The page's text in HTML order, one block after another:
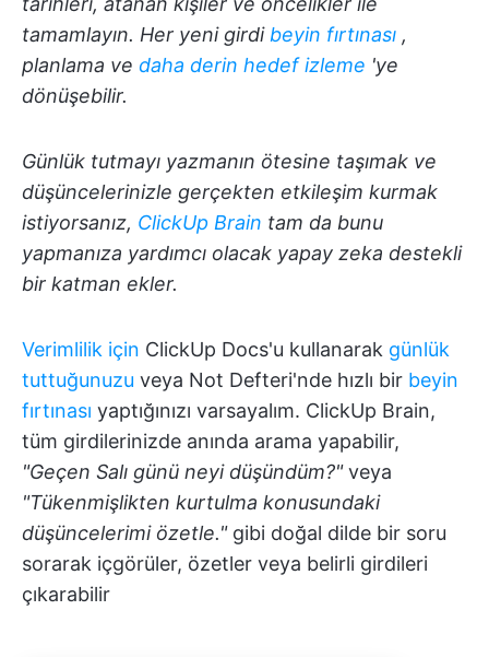
tamamlayın. Her yeni girdi beyin fırtınası ,
planlama ve daha derin hedef izleme 'ye
dönüşebilir.
Günlük tutmayı yazmanın ötesine taşımak ve
düşüncelerinizle gerçekten etkileşim kurmak
istiyorsanız, ClickUp Brain tam da bunu
yapmanıza yardımcı olacak yapay zeka destekli
bir katman ekler.
Verimlilik için ClickUp Docs'u kullanarak günlük
tuttuğunuzu veya Not Defteri'nde hızlı bir beyin
fırtınası yaptığınızı varsayalım. ClickUp Brain,
tüm girdilerinizde anında arama yapabilir,
"Geçen Salı günü neyi düşündüm?"veya
"Tükenmişlikten kurtulma konusundaki
düşüncelerimi özetle."gibi doğal dilde bir soru
sorarak içgörüler, özetler veya belirli girdileri
çıkarabilir